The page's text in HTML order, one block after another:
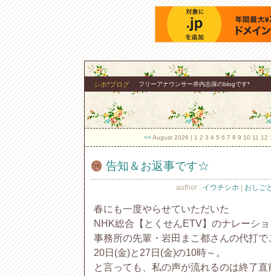
シホ*ブログ フリーアナウンサー井内志保のblogです*
<< August 2026 | 1 2 3 4 5 6 7 8 9 10 11 12
告知＆お返事です☆
author : イウチシホ おしご
春にも一度やらせていただいた
NHK総合【とくせんETV】のナレーシ
事務所の先輩・岩田まこ都さんの代打で
20日(金)と27日(金)の10時～。
と言っても、私の声が流れるのは終了直